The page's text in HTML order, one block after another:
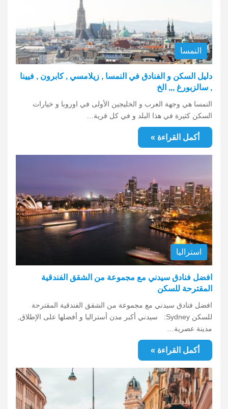
النمسا
دليل السكن و الفنادق في النمسا , زيلامسي , كابرون , فيينا
, سالزبورغ ,,, الخ
النمسا هي وجهة العرب و الخليجين الأولى في اوروبا و خيارات
السكن كثيرة في هذا البلد و في كل قرية…
أكمل القراءة »
استراليا
افضل فنادق سيدني مع مجموعة من الشقق الفندقية
المقترحة للسكن
افضل فنادق سيدني مع مجموعة من الشقق الفندقية المقترحة
للسكن Sydney: سيدني أكبر مدن أستراليا و أفضلها على الإطلاق,
مدينة عصرية…
أكمل القراءة »